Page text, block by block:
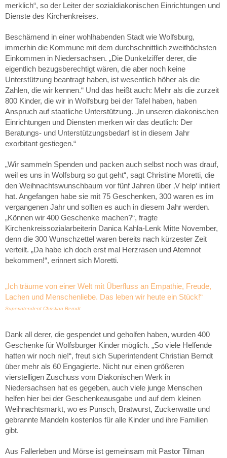
merklich“, so der Leiter der sozialdiakonischen Einrichtungen und
Dienste des Kirchenkreises.
Beschämend in einer wohlhabenden Stadt wie Wolfsburg,
immerhin die Kommune mit dem durchschnittlich zweithöchsten
Einkommen in Niedersachsen. „Die Dunkelziffer derer, die
eigentlich bezugsberechtigt wären, die aber noch keine
Unterstützung beantragt haben, ist wesentlich höher als die
Zahlen, die wir kennen.“ Und das heißt auch: Mehr als die zurzeit
800 Kinder, die wir in Wolfsburg bei der Tafel haben, haben
Anspruch auf staatliche Unterstützung. „In unseren diakonischen
Einrichtungen und Diensten merken wir das deutlich: Der
Beratungs- und Unterstützungsbedarf ist in diesem Jahr
exorbitant gestiegen.“
„Wir sammeln Spenden und packen auch selbst noch was drauf,
weil es uns in Wolfsburg so gut geht“, sagt Christine Moretti, die
den Weihnachtswunschbaum vor fünf Jahren über ‚V help‘ initiiert
hat. Angefangen habe sie mit 75 Geschenken, 300 waren es im
vergangenen Jahr und sollten es auch in diesem Jahr werden.
„Können wir 400 Geschenke machen?“, fragte
Kirchenkreissozialarbeiterin Danica Kahla-Lenk Mitte November,
denn die 300 Wunschzettel waren bereits nach kürzester Zeit
verteilt. „Da habe ich doch erst mal Herzrasen und Atemnot
bekommen!“, erinnert sich Moretti.
„Ich träume von einer Welt mit Überfluss an Empathie, Freude,
Lachen und Menschenliebe. Das leben wir heute ein Stück!“
Superintendent Christian Berndt
Dank all derer, die gespendet und geholfen haben, wurden 400
Geschenke für Wolfsburger Kinder möglich. „So viele Helfende
hatten wir noch nie!“, freut sich Superintendent Christian Berndt
über mehr als 60 Engagierte. Nicht nur einen größeren
vierstelligen Zuschuss vom Diakonischen Werk in
Niedersachsen hat es gegeben, auch viele junge Menschen
helfen hier bei der Geschenkeausgabe und auf dem kleinen
Weihnachtsmarkt, wo es Punsch, Bratwurst, Zuckerwatte und
gebrannte Mandeln kostenlos für alle Kinder und ihre Familien
gibt.
Aus Fallerleben und Mörse ist gemeinsam mit Pastor Tilman